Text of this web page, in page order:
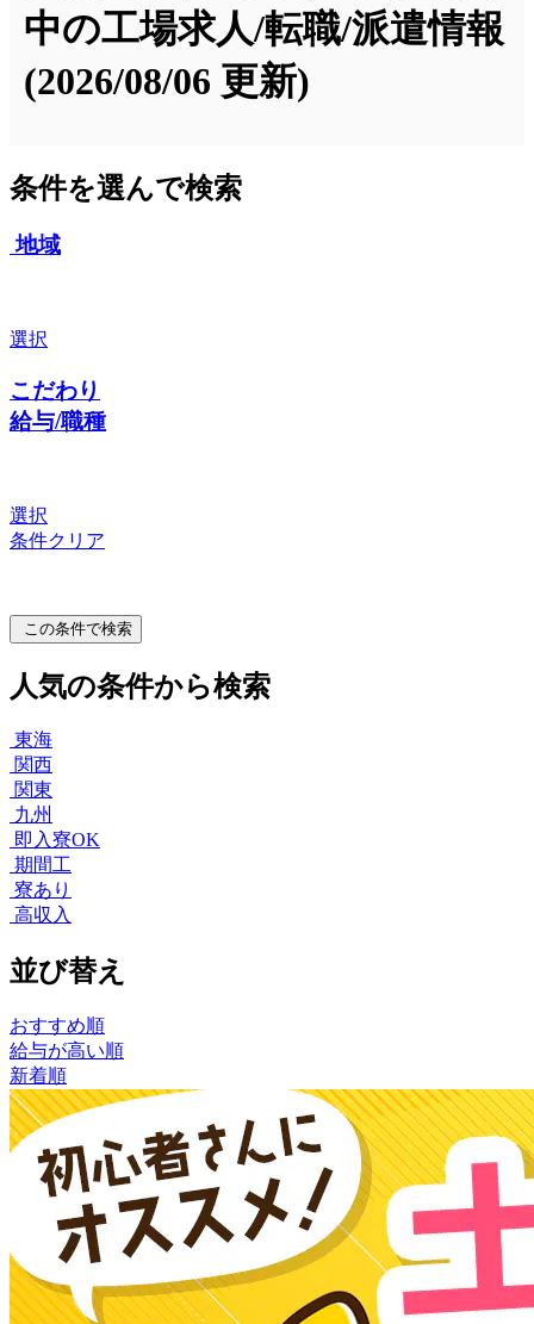
中の工場求人/転職/派遣情報
(2026/08/06 更新)
条件を選んで検索
地域
選択
こだわり
給与/職種
選択
条件クリア
この条件で検索
人気の条件から検索
東海
関西
関東
九州
即入寮OK
期間工
寮あり
高収入
並び替え
おすすめ順
給与が高い順
新着順